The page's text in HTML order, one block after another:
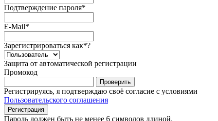
Подтверждение пароля*
E-Mail*
Зарегистрироваться как*?
Защита от автоматической регистрации
Промокод
Регистрируясь, я подтверждаю своё согласие с условиями
Пользовательского соглашения
Пароль должен быть не менее 6 символов длиной.